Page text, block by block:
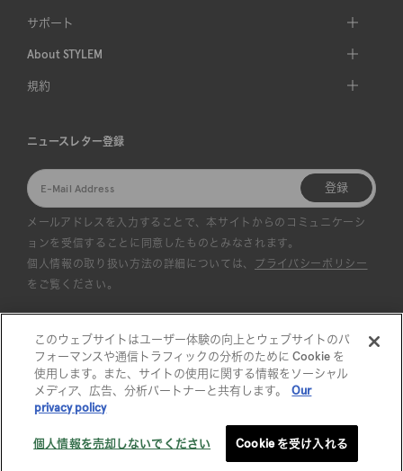
サポート
About STYLEM
規約
ニュースレター登録
登録
メールアドレスを入力することで、本サイトからのコミュニケーシ
ョンを受信することに同意したものとみなされます。
個人情報の取り扱い方法の詳細については、
プライバシーポリシー
をご覧ください。
このウェブサイトはユーザー体験の向上とウェブサイトのパ
フォーマンスや通信トラフィックの分析のために Cookie を
使用します。また、サイトの使用に関する情報をソーシャル
メディア、広告、分析パートナーと共有します。
Our
privacy policy
個人情報を売却しないでください Cookie を受け入れる